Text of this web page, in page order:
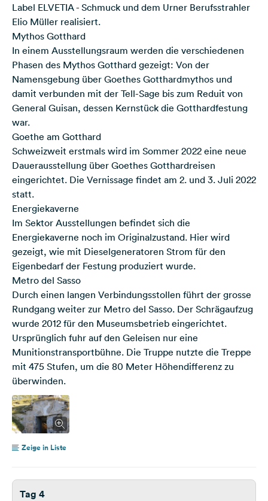
Label ELVETIA - Schmuck und dem Urner Berufsstrahler
Elio Müller realisiert.
Mythos Gotthard
In einem Ausstellungsraum werden die verschiedenen
Phasen des Mythos Gotthard gezeigt: Von der
Namensgebung über Goethes Gotthardmythos und
damit verbunden mit der Tell-Sage bis zum Reduit von
General Guisan, dessen Kernstück die Gotthardfestung
war.
Goethe am Gotthard
Schweizweit erstmals wird im Sommer 2022 eine neue
Dauerausstellung über Goethes Gotthardreisen
eingerichtet. Die Vernissage findet am 2. und 3. Juli 2022
statt.
Energiekaverne
Im Sektor Ausstellungen befindet sich die
Energiekaverne noch im Originalzustand. Hier wird
gezeigt, wie mit Dieselgeneratoren Strom für den
Eigenbedarf der Festung produziert wurde.
Metro del Sasso
Durch einen langen Verbindungsstollen führt der grosse
Rundgang weiter zur Metro del Sasso. Der Schrägaufzug
wurde 2012 für den Museumsbetrieb eingerichtet.
Ursprünglich fuhr auf den Geleisen nur eine
Munitionstransportbühne. Die Truppe nutzte die Treppe
mit 475 Stufen, um die 80 Meter Höhendifferenz zu
überwinden.
Zeige in Liste
Tag 4